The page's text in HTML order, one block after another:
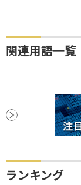
関連用語一覧
ランキング